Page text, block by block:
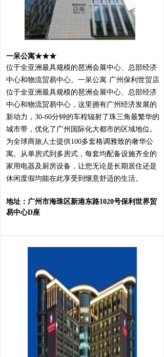
一呆公寓★★★
位于全亚洲最具规模的琶洲会展中心、总部经济
中心和物流贸易中心。一呆公寓· 广州保利世贸店
位于全亚洲最具规模的琶洲会展中心、总部经济
中心和物流贸易中心，这里拥有广州经济发展的
新动力， 30-60分钟的车程辐射了珠三角最繁华的
城市带，优化了广州国际化大都市的区域地位。
为全球商旅人士提供100多套格调雅致的奢华公
寓。从单房式到多房式，每套均配备设施齐全的
家用电器及厨房设备，让您无论是长期居住还是
休闲度假均能在此享受到惬意舒适的生活。
地址： 广州市海珠区新港东路1020号保利世界贸
易中心D座